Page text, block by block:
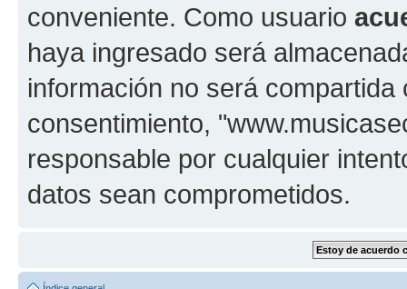
conveniente. Como usuario
haya ingresado será
información no será
consentimiento,
responsable por cualquier
datos sean comprometidos.